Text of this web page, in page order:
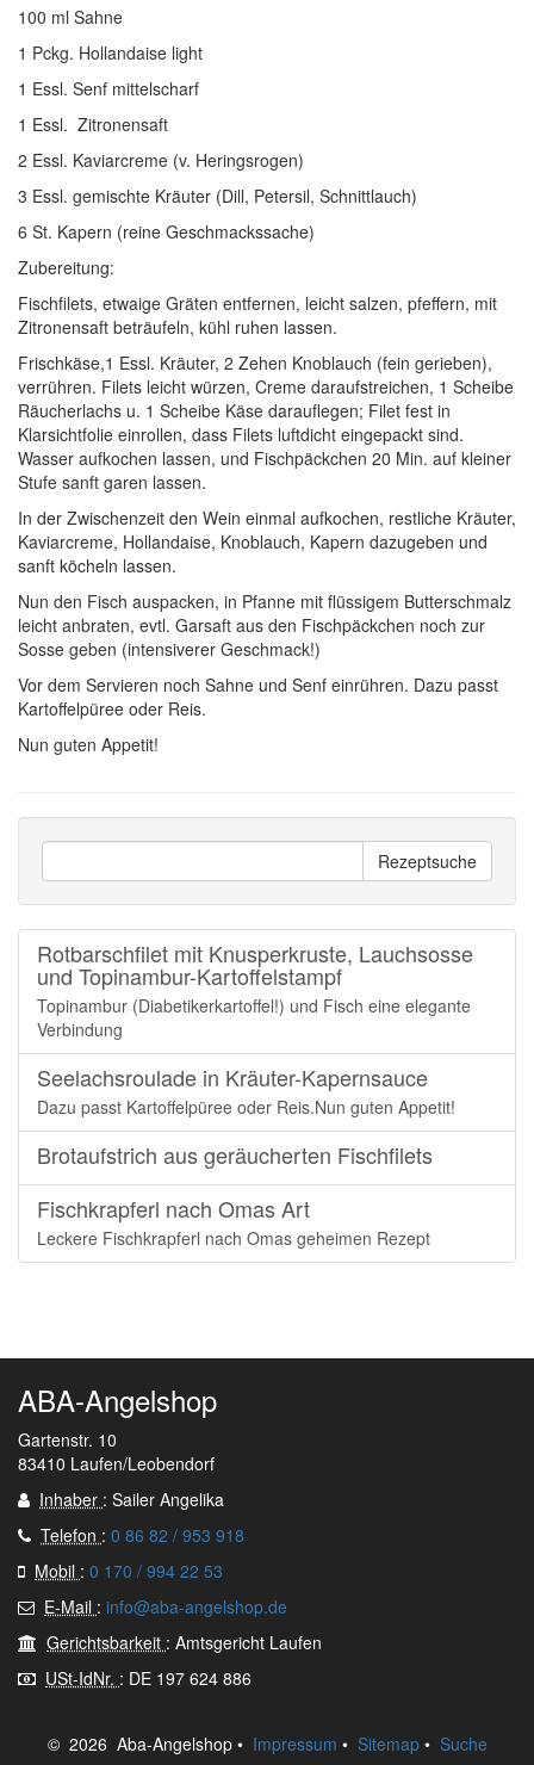
100 ml Sahne
1 Pckg. Hollandaise light
1 Essl. Senf mittelscharf
1 Essl. Zitronensaft
2 Essl. Kaviarcreme (v. Heringsrogen)
3 Essl. gemischte Kräuter (Dill, Petersil, Schnittlauch)
6 St. Kapern (reine Geschmackssache)
Zubereitung:
Fischfilets, etwaige Gräten entfernen, leicht salzen, pfeffern, mit
Zitronensaft beträufeln, kühl ruhen lassen.
Frischkäse,1 Essl. Kräuter, 2 Zehen Knoblauch (fein gerieben),
verrühren. Filets leicht würzen, Creme daraufstreichen, 1 Scheibe
Räucherlachs u. 1 Scheibe Käse darauflegen; Filet fest in
Klarsichtfolie einrollen, dass Filets luftdicht eingepackt sind.
Wasser aufkochen lassen, und Fischpäckchen 20 Min. auf kleiner
Stufe sanft garen lassen.
In der Zwischenzeit den Wein einmal aufkochen, restliche Kräuter,
Kaviarcreme, Hollandaise, Knoblauch, Kapern dazugeben und
sanft köcheln lassen.
Nun den Fisch auspacken, in Pfanne mit flüssigem Butterschmalz
leicht anbraten, evtl. Garsaft aus den Fischpäckchen noch zur
Sosse geben (intensiverer Geschmack!)
Vor dem Servieren noch Sahne und Senf einrühren. Dazu passt
Kartoffelpüree oder Reis.
Nun guten Appetit!
Rotbarschfilet mit Knusperkruste, Lauchsosse
und Topinambur-Kartoffelstampf
Topinambur (Diabetikerkartoffel!) und Fisch eine elegante
Verbindung
Seelachsroulade in Kräuter-Kapernsauce
Dazu passt Kartoffelpüree oder Reis.Nun guten Appetit!
Brotaufstrich aus geräucherten Fischfilets
Fischkrapferl nach Omas Art
Leckere Fischkrapferl nach Omas geheimen Rezept
ABA-Angelshop
Gartenstr. 10
83410 Laufen/Leobendorf
Inhaber : Sailer Angelika
Telefon : 0 86 82 / 953 918
Mobil : 0 170 / 994 22 53
E-Mail : info@aba-angelshop.de
Gerichtsbarkeit : Amtsgericht Laufen
USt-IdNr. : DE 197 624 886
© 2026 Aba-Angelshop • Impressum • Sitemap• Suche